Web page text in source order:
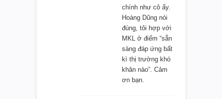
chính như cô ấy.
Hoàng Dũng nói
đúng, tôi hợp với
MKL ở điểm “sẵn
sàng đáp ứng bất
kì thị trường khó
khăn nào”. Cảm
ơn bạn.